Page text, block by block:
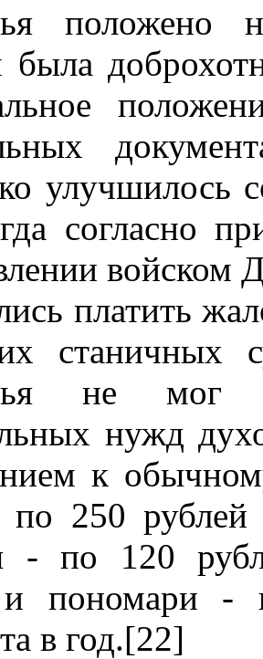
положено
была
улучшилось
согласно
войском
платить
станичных
не мог
нужд
к
по 250
- по 120
и пономари -
в год.[22]